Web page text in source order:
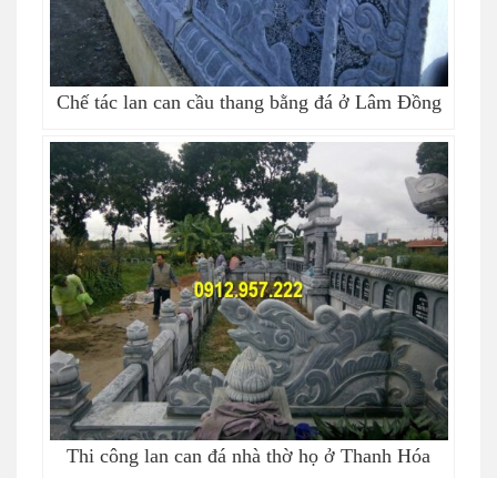
Chế tác lan can cầu thang bằng đá ở Lâm Đồng
Thi công lan can đá nhà thờ họ ở Thanh Hóa